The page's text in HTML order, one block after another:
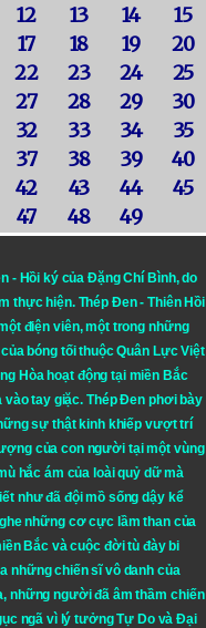
12 13 14
15
17 18 19
20
22 23 24
25
27 28 29
30
32 33 34
35
37 38 39
40
42 43 44
45
47 48 49
- Hồi ký của Đặng Chí Bình, do
thực hiện. Thép Đen- Thiên Hồi
điện viên, một trong những
bóng tối thuộc Quân Lực Việt
Hòa hoạt động tại miền Bắc
vào tay giặc. Thép Đen phơi bày
sự thật kinh khiếp vượt trí
của con người tại một vùng
hắc ám của loài quỷ dữ mà
như đã đội mồ sống dậy kể
những cơ cực lầm than của
Bắc và cuộc đời tù đày bi
những chiến sĩ vô danh của
những người đã âm thầm chiến
ngã vì lý tưởngTự DovàĐại